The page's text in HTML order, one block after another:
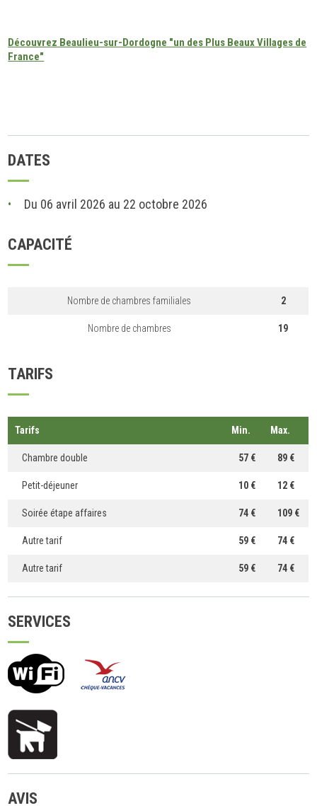
Découvrez Beaulieu-sur-Dordogne "un des Plus Beaux Villages de
France"
DATES
Du 06 avril 2026 au 22 octobre 2026
CAPACITÉ
Nombre de chambres familiales 2
Nombre de chambres 19
TARIFS
Tarifs Min. Max.
Chambre double 57 € 89 €
Petit-déjeuner 10 € 12 €
Soirée étape affaires 74 € 109 €
Autre tarif 59 € 74 €
Autre tarif 59 € 74 €
SERVICES
AVIS